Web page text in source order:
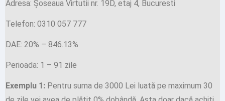
Adresa: Şoseaua Virtutii nr. 19D, etaj 4, Bucuresti
Telefon: 0310 057 777
DAE: 20% – 846.13%
Perioada: 1 – 91 zile
Exemplu 1: Pentru suma de 3000 Lei luată pe maximum 30